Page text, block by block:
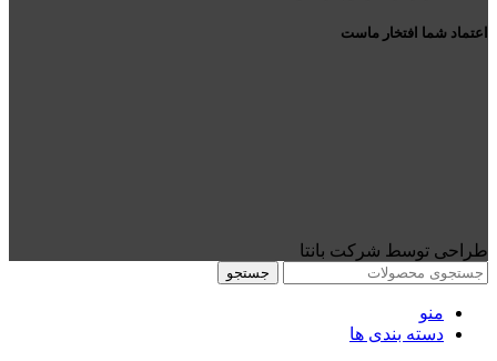
اعتماد شما افتخار ماست
طراحی توسط شرکت بانتا
جستجو
منو
دسته بندی ها